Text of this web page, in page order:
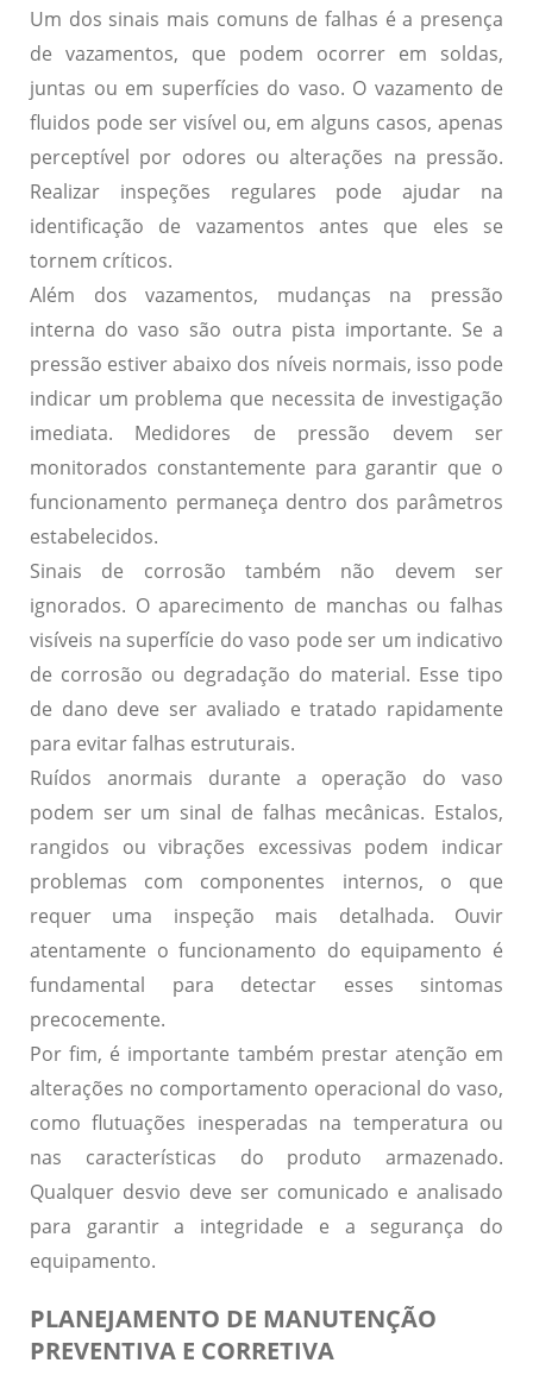
Um dos sinais mais comuns de falhas é a presença
de vazamentos, que podem ocorrer em soldas,
juntas ou em superfícies do vaso. O vazamento de
fluidos pode ser visível ou, em alguns casos, apenas
perceptível por odores ou alterações na pressão.
Realizar inspeções regulares pode ajudar na
identificação de vazamentos antes que eles se
tornem críticos.
Além dos vazamentos, mudanças na pressão
interna do vaso são outra pista importante. Se a
pressão estiver abaixo dos níveis normais, isso pode
indicar um problema que necessita de investigação
imediata. Medidores de pressão devem ser
monitorados constantemente para garantir que o
funcionamento permaneça dentro dos parâmetros
estabelecidos.
Sinais de corrosão também não devem ser
ignorados. O aparecimento de manchas ou falhas
visíveis na superfície do vaso pode ser um indicativo
de corrosão ou degradação do material. Esse tipo
de dano deve ser avaliado e tratado rapidamente
para evitar falhas estruturais.
Ruídos anormais durante a operação do vaso
podem ser um sinal de falhas mecânicas. Estalos,
rangidos ou vibrações excessivas podem indicar
problemas com componentes internos, o que
requer uma inspeção mais detalhada. Ouvir
atentamente o funcionamento do equipamento é
fundamental para detectar esses sintomas
precocemente.
Por fim, é importante também prestar atenção em
alterações no comportamento operacional do vaso,
como flutuações inesperadas na temperatura ou
nas características do produto armazenado.
Qualquer desvio deve ser comunicado e analisado
para garantir a integridade e a segurança do
equipamento.
PLANEJAMENTO DE MANUTENÇÃO
PREVENTIVA E CORRETIVA